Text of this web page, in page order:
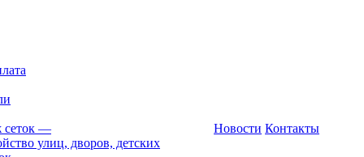
—
улиц, дворов, детских
Новости Контакты